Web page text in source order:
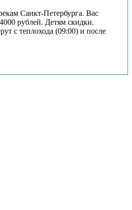
Санкт-Петербурга. Вас
рублей. Детям скидки.
с теплохода (09:00) и после